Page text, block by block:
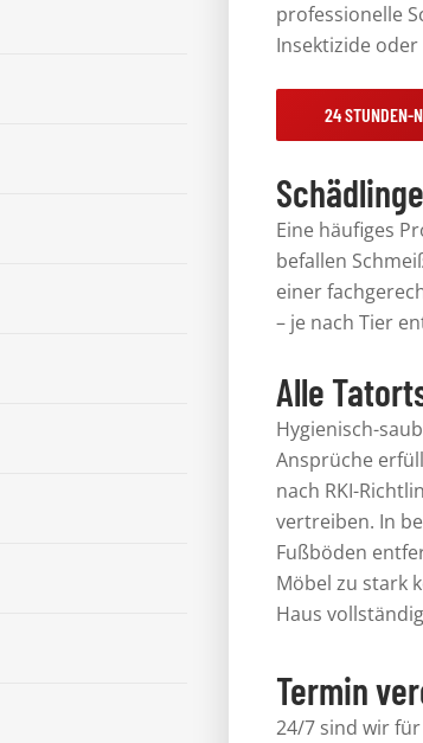
professionelle
Insektizide
24 STUNDEN-
Eine häufiges
befallen
einer
– je nach Tier
Alle
Hygienisch-
Ansprüche
nach RKI-
vertreiben. In
Fußböden
Möbel zu stark
Haus
Termin
24/7 sind wir